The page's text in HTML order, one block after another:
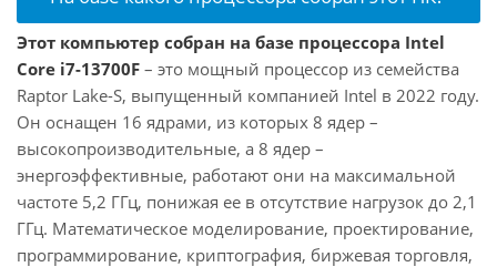
Этот компьютер собран на базе процессора Intel
Core i7-13700F – это мощный процессор из семейства
Raptor Lake-S, выпущенный компанией Intel в 2022 году.
Он оснащен 16 ядрами, из которых 8 ядер –
высокопроизводительные, а 8 ядер –
энергоэффективные, работают они на максимальной
частоте 5,2 ГГц, понижая ее в отсутствие нагрузок до 2,1
ГГц. Математическое моделирование, проектирование,
программирование, криптография, биржевая торговля,